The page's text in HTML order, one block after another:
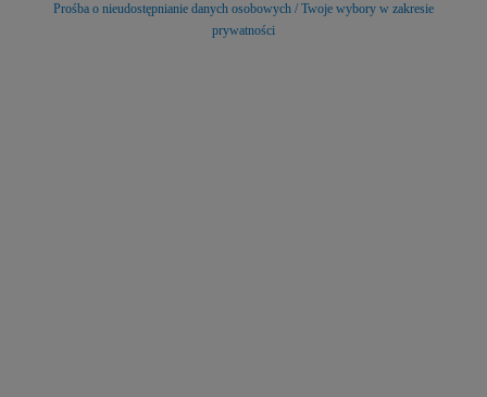
Prośba o nieudostępnianie danych osobowych / Twoje wybory w zakresie
prywatności